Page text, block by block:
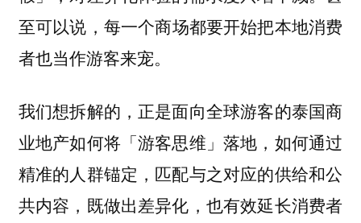
至可以说， 每一个商场都要开始把本地消费
者也当作游客来宠。
我们想拆解的，正是面向全球游客的泰国商
业地产如何将「游客思维」落地，如何通过
精准的人群锚定，匹配与之对应的供给和公
共内容，既做出差异化，也有效延长消费者